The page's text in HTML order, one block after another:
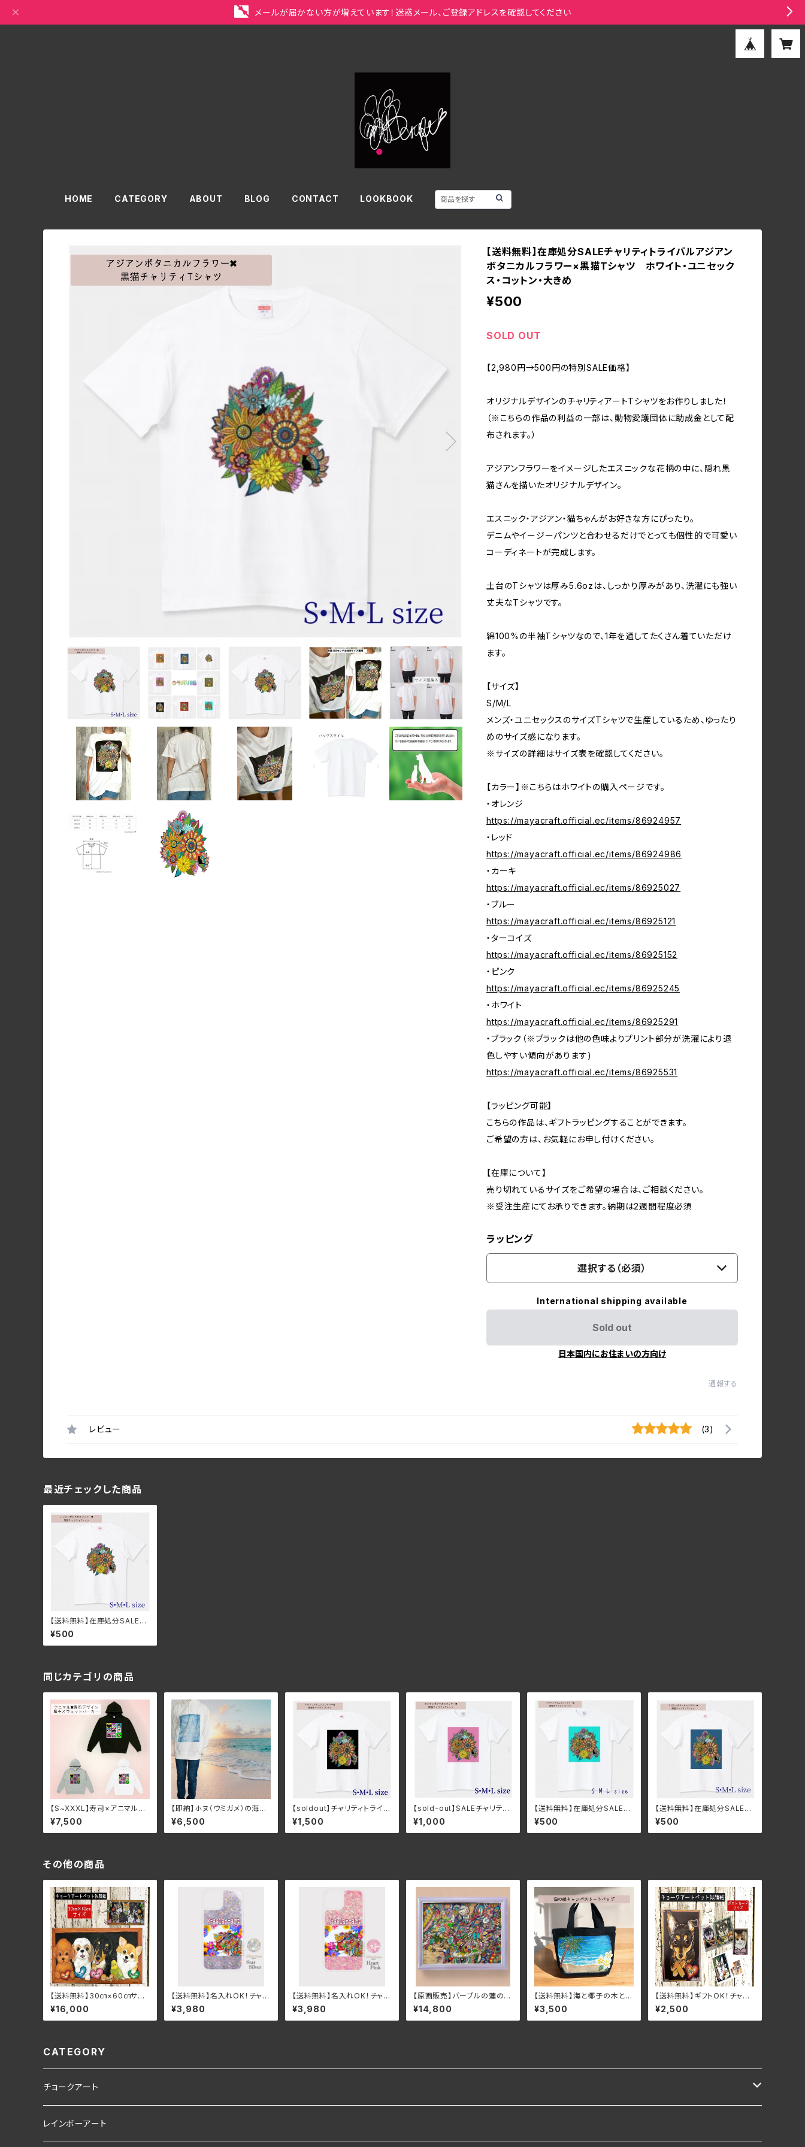
メールが届かない方が増えています！迷惑メール、ご登録アドレスを確認してください
HOME CATEGORY ABOUT BLOG CONTACT LOOKBOOK
【送料無料】在庫処分SALEチャリティトライバルアジアン
ボタニカルフラワー×黒猫Tシャツ ホワイト・ユニセック
ス・コットン・大きめ
¥500
SOLD OUT
【2,980円→500円の特別SALE価格】
オリジナルデザインのチャリティアートTシャツをお作りしました！
（※こちらの作品の利益の一部は、動物愛護団体に助成金として配
布されます。）
アジアンフラワーをイメージしたエスニックな花柄の中に、隠れ黒
猫さんを描いたオリジナルデザイン。
エスニック・アジアン・猫ちゃんがお好きな方にぴったり。
デニムやイージーパンツと合わせるだけでとっても個性的で可愛い
コーディネートが完成します。
土台のTシャツは厚み5.6ozは、しっかり厚みがあり、洗濯にも強い
丈夫なTシャツです。
綿100%の半袖Tシャツなので、1年を通してたくさん着ていただけ
ます。
【サイズ】
S/M/L
メンズ・ユニセックスのサイズTシャツで生産しているため、ゆったり
めのサイズ感になります。
※サイズの詳細はサイズ表を確認してください。
【カラー】※こちらはホワイトの購入ページです。
・オレンジ
https://mayacraft.official.ec/items/86924957
・レッド
https://mayacraft.official.ec/items/86924986
・カーキ
https://mayacraft.official.ec/items/86925027
・ブルー
https://mayacraft.official.ec/items/86925121
・ターコイズ
https://mayacraft.official.ec/items/86925152
・ピンク
https://mayacraft.official.ec/items/86925245
・ホワイト
https://mayacraft.official.ec/items/86925291
・ブラック（※ブラックは他の色味よりプリント部分が洗濯により退
色しやすい傾向があります)
https://mayacraft.official.ec/items/86925531
【ラッピング可能】
こちらの作品は、ギフトラッピングすることができます。
ご希望の方は、お気軽にお申し付けください。
【在庫について】
売り切れているサイズをご希望の場合は、ご相談ください。
※受注生産にてお承りできます。納期は2週間程度必須
ラッピング
選択する（必須）
International shipping available
Sold out
日本国内にお住まいの方向け
通報する
レビュー (3)
最近チェックした商品
【送料無料】在庫処分SALEチ
ャリティトライバルアジアンボ
タニカルフラワー×黒猫Tシャ
ツ ホワイト・ユニセックス・コ
¥500
同じカテゴリの商品
【S~XXXL】寿司×アニマルデ
ザインチャリティプリント厚手
スウェットパーカー プルオー
バー
¥7,500
【即納】ホヌ（ウミガメ）の海の
デザインBIGシルエットパーカ
ー ユニセックス ホワイトタ
トゥー トライバル
¥6,500
【soldout】チャリティトライバ
ルアジアンボタニカルフラワー
×黒猫Tシャツ ホワイト・ユ
ニセックス・コットン・大きめ
¥1,500
【sold-out】SALEチャリティ
トライバルアジアンボタニカル
フラワー×黒猫Tシャツ ピン
ク・ユニセックス・コットン・大
¥1,000
【送料無料】在庫処分SALEチ
ャリティトライバルアジアンボ
タニカルフラワー×黒猫Tシャ
ツ ターコイズ・ユニセック
¥500
【送料無料】在庫処分SALEチ
ャリティトライバルアジアンボ
タニカルフラワー×黒猫Tシャ
ツ ブルー・ユニセックス・コッ
¥500
その他の商品
【送料無料】30㎝×60㎝サイ
ズうちの子ペット似顔絵チョー
クアート〈国内送料無料〉
¥16,000
【送料無料】名入れOK！チャリ
ティアジアンボタニカル＆ガネ
ーシャグリッタースマホケース
（スターシルバー）iPhone16
¥3,980
【送料無料】名入れOK！チャリ
ティアジアンボタニカル＆ガネ
ーシャグリッタースマホケース
（（ハートピンク）iPhone16
¥3,980
【原画販売】パープルの蓮の
花・ロータスアジアンインテリ
アアート太子サイズ（378×28
7mm）額入 ラベンダー パ
¥14,800
【送料無料】海と椰子の木とプ
ルメリアの手描きキャンバスト
ートバッグ
¥3,500
【送料無料】ギフトOK！チャリ
ティ商品チョークアートうちの
子似顔絵1頭まで（ハガキサイ
ズ）
¥2,500
CATEGORY
チョークアート
素材
レインボーアート